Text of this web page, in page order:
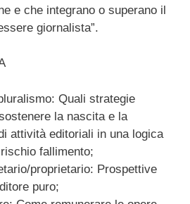
e che integrano o superano il
giornalista”.
Quali strategie
la nascita e la
attività editoriali in una logica
fallimento;
proprietario: Prospettive
puro;